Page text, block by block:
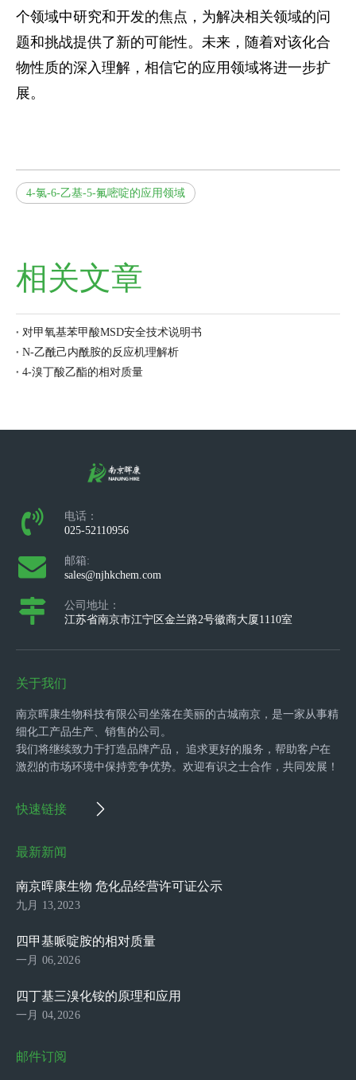
个领域中研究和开发的焦点，为解决相关领域的问
题和挑战提供了新的可能性。未来，随着对该化合
物性质的深入理解，相信它的应用领域将进一步扩
展。
4-氯-6-乙基-5-氟嘧啶的应用领域
相关文章
对甲氧基苯甲酸MSD安全技术说明书
N-乙酰己内酰胺的反应机理解析
4-溴丁酸乙酯的相对质量
电话：
025-52110956
邮箱:
sales@njhkchem.com
公司地址：
江苏省南京市江宁区金兰路2号徽商大厦1110室
关于我们
南京晖康生物科技有限公司坐落在美丽的古城南京，是一家从事精
细化工产品生产、销售的公司。
我们将继续致力于打造品牌产品， 追求更好的服务，帮助客户在
激烈的市场环境中保持竞争优势。欢迎有识之士合作，共同发展！
快速链接
最新新闻
南京晖康生物 危化品经营许可证公示
九月 13,2023
四甲基哌啶胺的相对质量
一月 06,2026
四丁基三溴化铵的原理和应用
一月 04,2026
邮件订阅